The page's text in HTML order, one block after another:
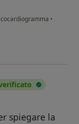
•
spiegare la